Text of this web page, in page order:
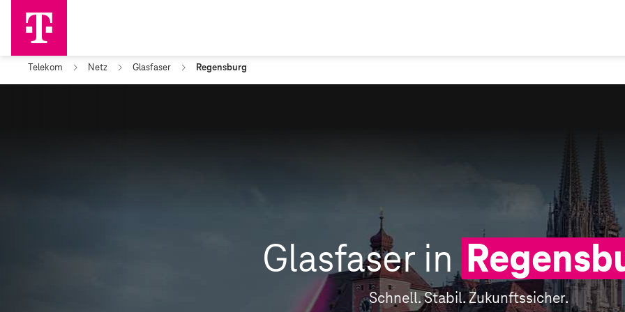
Telekom Netz Glasfaser Regensburg
Glasfaser in
Schnell. Stabil. Zukunftssicher.